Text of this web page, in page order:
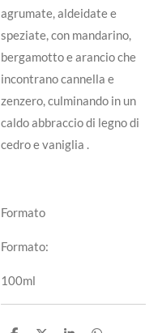
agrumate, aldeidate e
speziate, con mandarino,
bergamotto e arancio che
incontrano cannella e
zenzero, culminando in un
caldo abbraccio di legno di
cedro e vaniglia .
Formato
Formato:
100ml